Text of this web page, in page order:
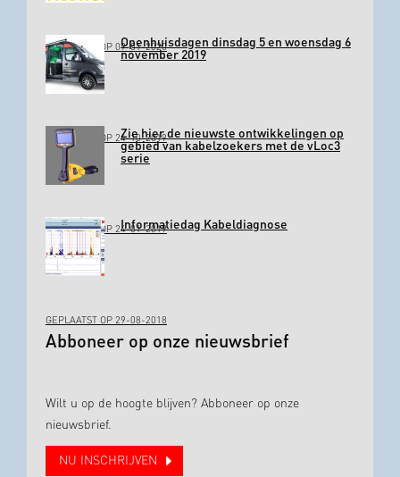
GEPLAATST OP 09-01-2020Openhuisdagen dinsdag 5 en woensdag 6
november 2019
GEPLAATST OP 24-10-2019Zie hier de nieuwste ontwikkelingen op
gebied van kabelzoekers met de vLoc3
serie
GEPLAATST OP 24-01-2019Informatiedag Kabeldiagnose
GEPLAATST OP 29-08-2018
Abboneer op onze nieuwsbrief
Wilt u op de hoogte blijven? Abboneer op onze
nieuwsbrief.
NU INSCHRIJVEN